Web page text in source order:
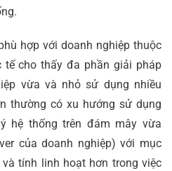
hợp với doanh nghiệp thuộc
cho thấy đa phần giải pháp
vừa và nhỏ sử dụng nhiều
thường có xu hướng sử dụng
hệ thống trên đám mây vừa
của doanh nghiệp) với mục
tính linh hoạt hơn trong việc